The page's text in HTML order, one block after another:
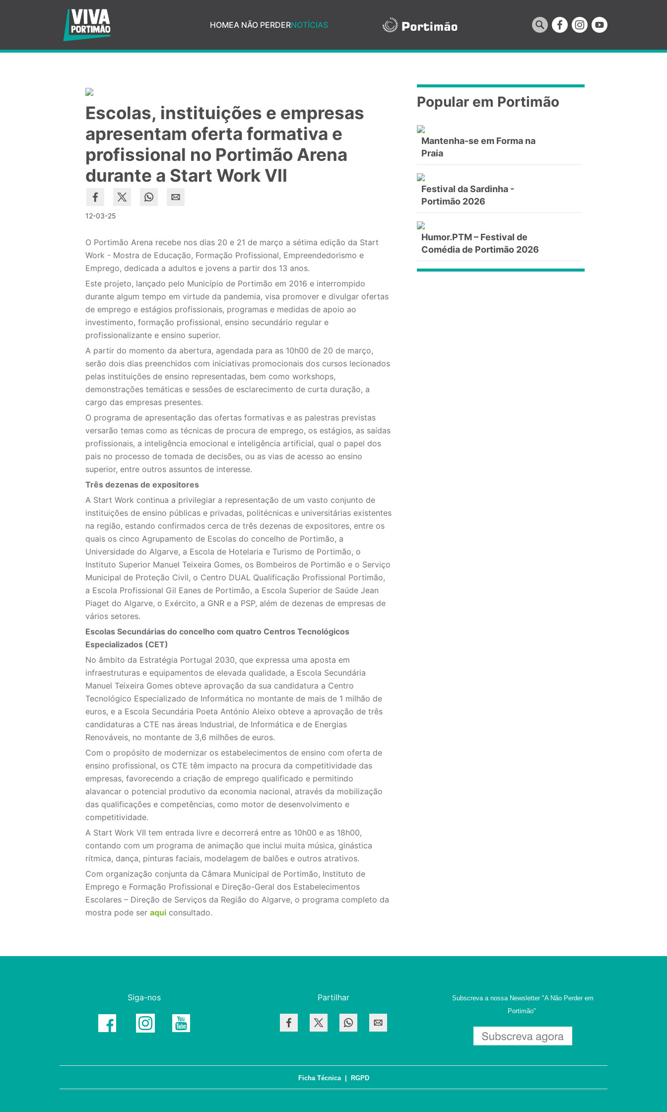
Saltar para o conteúdo principal HOMEA NÃO PERDERNOTÍCIAS
Escolas, instituições e empresas
apresentam oferta formativa e
profissional no Portimão Arena
durante a Start Work VII
12-03-25
O Portimão Arena recebe nos dias 20 e 21 de março a sétima edição da Start
Work - Mostra de Educação, Formação Profissional, Empreendedorismo e
Emprego, dedicada a adultos e jovens a partir dos 13 anos.
Este projeto, lançado pelo Município de Portimão em 2016 e interrompido
durante algum tempo em virtude da pandemia, visa promover e divulgar ofertas
de emprego e estágios profissionais, programas e medidas de apoio ao
investimento, formação profissional, ensino secundário regular e
profissionalizante e ensino superior.
A partir do momento da abertura, agendada para as 10h00 de 20 de março,
serão dois dias preenchidos com iniciativas promocionais dos cursos lecionados
pelas instituições de ensino representadas, bem como workshops,
demonstrações temáticas e sessões de esclarecimento de curta duração, a
cargo das empresas presentes.
O programa de apresentação das ofertas formativas e as palestras previstas
versarão temas como as técnicas de procura de emprego, os estágios, as saídas
profissionais, a inteligência emocional e inteligência artificial, qual o papel dos
pais no processo de tomada de decisões, ou as vias de acesso ao ensino
superior, entre outros assuntos de interesse.
Três dezenas de expositores
A Start Work continua a privilegiar a representação de um vasto conjunto de
instituições de ensino públicas e privadas, politécnicas e universitárias existentes
na região, estando confirmados cerca de três dezenas de expositores, entre os
quais os cinco Agrupamento de Escolas do concelho de Portimão, a
Universidade do Algarve, a Escola de Hotelaria e Turismo de Portimão, o
Instituto Superior Manuel Teixeira Gomes, os Bombeiros de Portimão e o Serviço
Municipal de Proteção Civil, o Centro DUAL Qualificação Profissional Portimão,
a Escola Profissional Gil Eanes de Portimão, a Escola Superior de Saúde Jean
Piaget do Algarve, o Exército, a GNR e a PSP, além de dezenas de empresas de
vários setores.
Escolas Secundárias do concelho com quatro Centros Tecnológicos
Especializados (CET)
No âmbito da Estratégia Portugal 2030, que expressa uma aposta em
infraestruturas e equipamentos de elevada qualidade, a Escola Secundária
Manuel Teixeira Gomes obteve aprovação da sua candidatura a Centro
Tecnológico Especializado de Informática no montante de mais de 1 milhão de
euros, e a Escola Secundária Poeta António Aleixo obteve a aprovação de três
candidaturas a CTE nas áreas Industrial, de Informática e de Energias
Renováveis, no montante de 3,6 milhões de euros.
Com o propósito de modernizar os estabelecimentos de ensino com oferta de
ensino profissional, os CTE têm impacto na procura da competitividade das
empresas, favorecendo a criação de emprego qualificado e permitindo
alavancar o potencial produtivo da economia nacional, através da mobilização
das qualificações e competências, como motor de desenvolvimento e
competitividade.
A Start Work VII tem entrada livre e decorrerá entre as 10h00 e as 18h00,
contando com um programa de animação que inclui muita música, ginástica
rítmica, dança, pinturas faciais, modelagem de balões e outros atrativos.
Com organização conjunta da Câmara Municipal de Portimão, Instituto de
Emprego e Formação Profissional e Direção-Geral dos Estabelecimentos
Escolares – Direção de Serviços da Região do Algarve, o programa completo da
mostra pode ser aqui consultado.
Popular em Portimão
Mantenha-se em Forma na
Praia
Festival da Sardinha -
Portimão 2026
Humor.PTM – Festival de
Comédia de Portimão 2026
Siga-nos Partilhar Subscreva a nossa Newsletter "A Não Perder em
Portimão"
Ficha Técnica| RGPD